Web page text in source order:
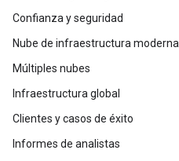
Confianza y seguridad
Nube de infraestructura moderna
Múltiples nubes
Infraestructura global
Clientes y casos de éxito
Informes de analistas